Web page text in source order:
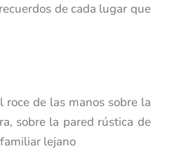
de cada lugar que
de las manos sobre la
sobre la pared rústica de
lejano